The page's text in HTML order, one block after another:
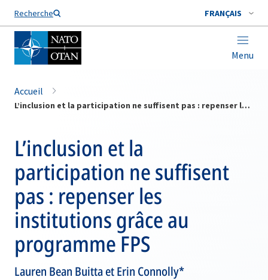
Recherche FRANÇAIS
Menu
Nom de famille*
Accueil
L’inclusion et la participation ne suffisent pas : repenser les institutions grâce au programme FPS
L’inclusion et la
participation ne suffisent
pas : repenser les
institutions grâce au
programme FPS
Lauren Bean Buitta et Erin Connolly*